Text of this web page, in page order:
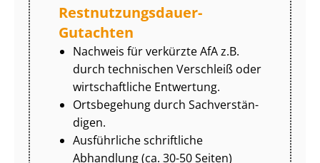
Rest­nut­zungs­dau­er-
Gutachten
Nachweis für verkürzte AfA z.B.
durch technischen Verschleiß oder
wirtschaftliche Entwertung.
Ortsbegehung durch Sach­ver­stän­
di­gen.
Ausführliche schriftliche
Abhandlung (ca. 30-50 Seiten)